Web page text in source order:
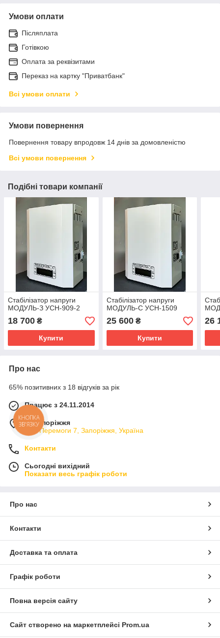
Умови оплати
Післяплата
Готівкою
Оплата за реквізитами
Переказ на картку "Приватбанк"
Всі умови оплати
Умови повернення
Повернення товару впродовж 14 днів за домовленістю
Всі умови повернення
Подібні товари компанії
Стабілізатор напруги
МОДУЛЬ-З УСН-909-2
18 700 ₴
Купити
Стабілізатор напруги
МОДУЛЬ-С УСН-1509
25 600₴
Купити
26
Про нас
65% позитивних з 18 відгуків за рік
Працює з 24.11.2014
м. Запоріжжя
вул. Перемоги 7, Запоріжжя, Україна
Контакти
Сьогодні вихідний
Показати весь графік роботи
Про нас
Контакти
Доставка та оплата
Графік роботи
Повна версія сайту
Сайт створено на маркетплейсі Prom.ua
КНОПКА
ЗВ'ЯЗКУ